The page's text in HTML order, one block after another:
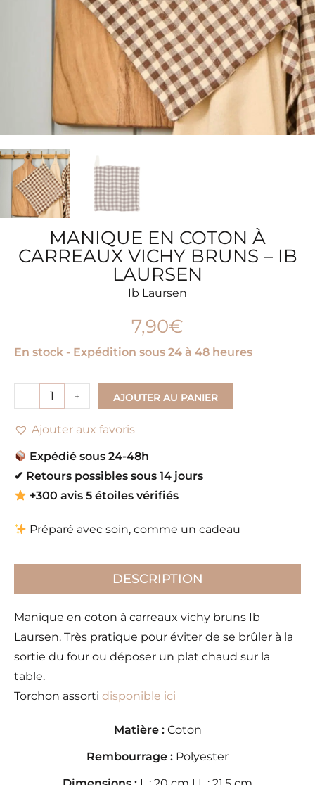
MANIQUE EN COTON À
CARREAUX VICHY BRUNS – IB
LAURSEN
Ib Laursen
7,90€
En stock - Expédition sous 24 à 48 heures
- + AJOUTER AU PANIER
Ajouter aux favoris
Expédié sous 24-48h
✔ Retours possibles sous 14 jours
+300 avis 5 étoiles vérifiés
Préparé avec soin, comme un cadeau
DESCRIPTION
Manique en coton à carreaux vichy bruns Ib
Laursen. Très pratique pour éviter de se brûler à la
sortie du four ou déposer un plat chaud sur la
table.
Torchon assorti disponible ici
Matière :Coton
Rembourrage : Polyester